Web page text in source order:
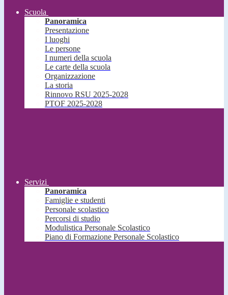
Scuola
Panoramica
Presentazione
I luoghi
Le persone
I numeri della scuola
Le carte della scuola
Organizzazione
La storia
Rinnovo RSU 2025-2028
PTOF 2025-2028
Servizi
Panoramica
Famiglie e studenti
Personale scolastico
Percorsi di studio
Modulistica Personale Scolastico
Piano di Formazione Personale Scolastico